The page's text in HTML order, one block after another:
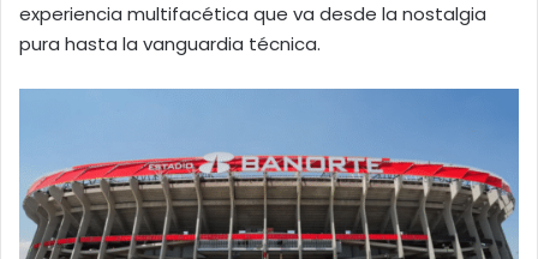
experiencia multifacética que va desde la nostalgia
pura hasta la vanguardia técnica.